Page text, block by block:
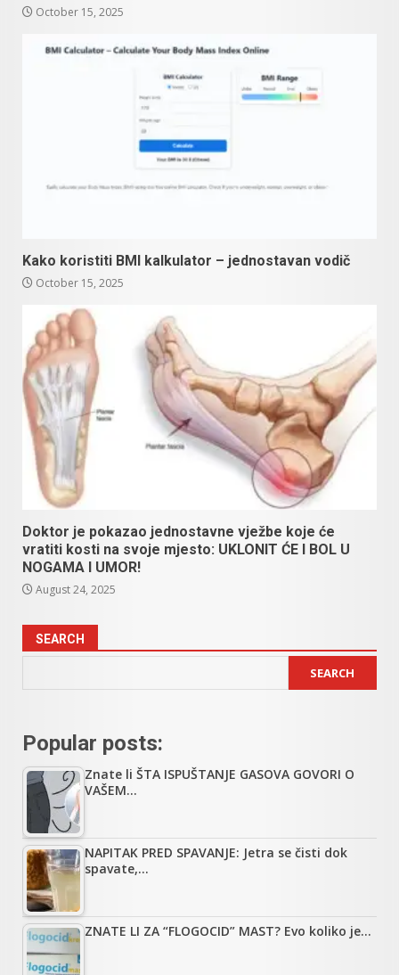
October 15, 2025
Kako koristiti BMI kalkulator – jednostavan vodič
October 15, 2025
Doktor je pokazao jednostavne vježbe koje će
vratiti kosti na svoje mjesto: UKLONIT ĆE I BOL U
NOGAMA I UMOR!
August 24, 2025
SEARCH
SEARCH
Popular posts:
Znate li ŠTA ISPUŠTANJE GASOVA GOVORI O
VAŠEM…
NAPITAK PRED SPAVANJE: Jetra se čisti dok
spavate,…
ZNATE LI ZA “FLOGOCID” MAST? Evo koliko je…